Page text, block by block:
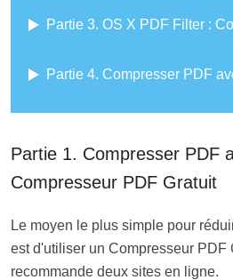
Partie 3. OS X PDF Filter :
Partie 4. Compresser PDF
Partie 1. Compresser PDF
Compresseur PDF Gratuit
Le moyen le plus simple pour
est d'utiliser un Compresseur PDF
recommande deux sites en ligne.